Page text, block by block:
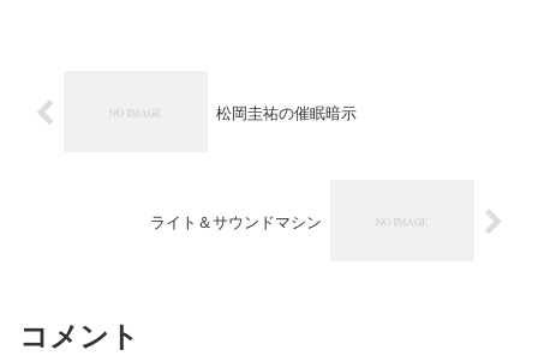
松岡圭祐の催眠暗示
ライト＆サウンドマシン
コメント